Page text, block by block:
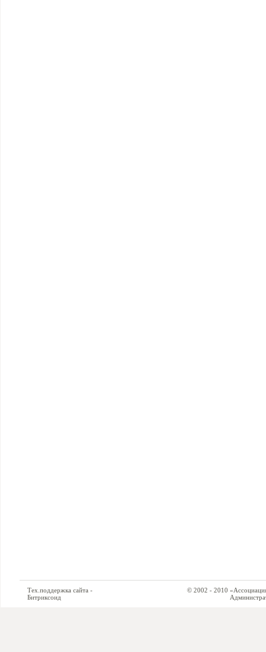
Тех.поддержка сайта -
Битриксоид
© 2002 - 2010 «Ассоциация